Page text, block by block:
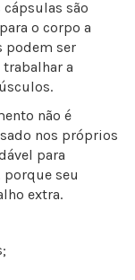
são
o corpo a
podem ser
a
não é
nos próprios
para
seu
extra.